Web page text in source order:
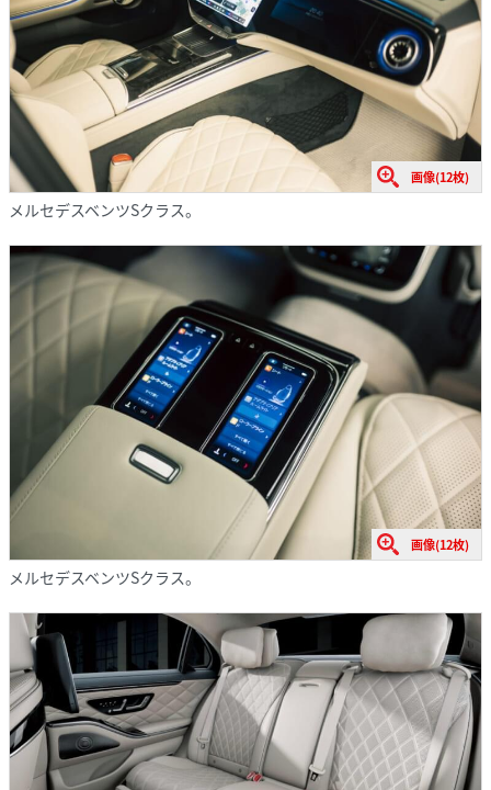
画像(12枚)
メルセデスベンツSクラス。
画像(12枚)
メルセデスベンツSクラス。